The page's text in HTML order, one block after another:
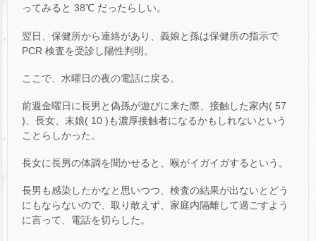
ってみると 38℃ だったらしい。
翌日、保健所から連絡があり、義娘と孫は保健所の指示で
PCR 検査を受診し陽性判明。
ここで、水曜日の夜の電話に戻る。
前週金曜日に長男と偽孫が遊びに来た際、接触した家内( 57
)、長女、末娘( 10 )も濃厚接触者になるかもしれないという
ことらしかった。
長女に長男の体調を聞かせると、喉がイガイガするという。
長男も感染したかなと思いつつ、検査の結果が出ないとどう
にもならないので、取り敢えず、家庭内隔離して過ごすよう
に言って、電話を切らした。